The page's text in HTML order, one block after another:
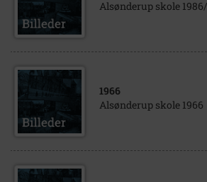
Alsønderup skole
1966
Alsønderup skole 1966